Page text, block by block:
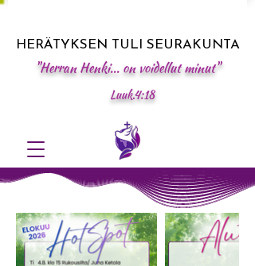
HERÄTYKSEN TULI SEURAKUNTA
"Herran Henki... on voidellut minut"
Luuk.4:18